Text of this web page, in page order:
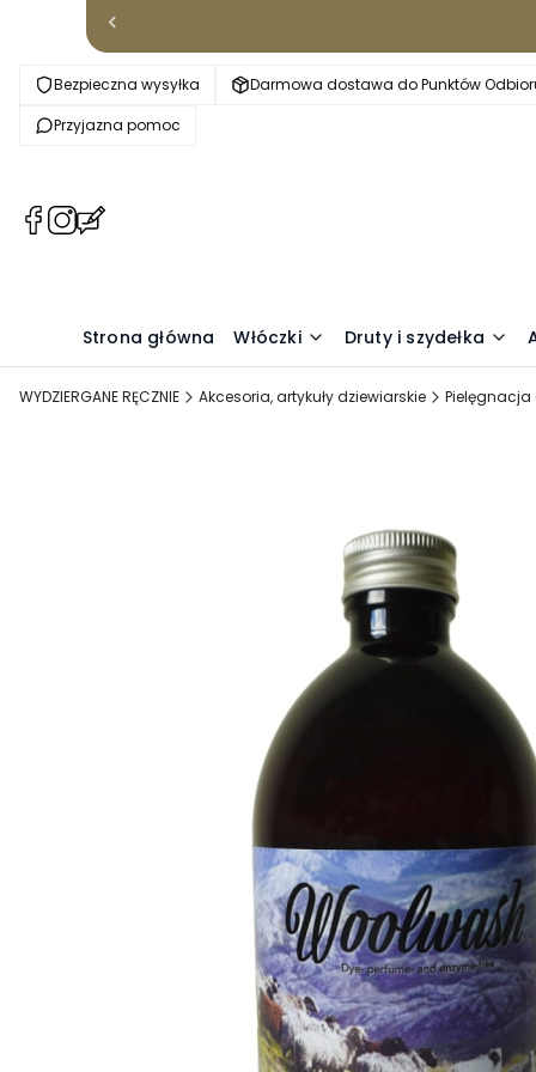
Bezpieczna wysyłka
Darmowa dostawa do Punktów
Przyjazna pomoc
(Otwiera
karcie)
(Otwiera
karcie)
(Otwiera
karcie)
Strona główna Włóczki Druty i szydełka
WYDZIERGANE RĘCZNIE Akcesoria, artykuły dziewiarskie Pielęgnacja